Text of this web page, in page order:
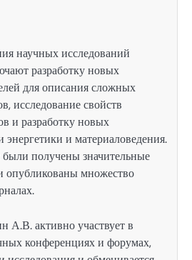
научных исследований
разработку новых
для описания сложных
исследование свойств
и разработку новых
энергетики и материаловедения.
были получены значительные
опубликованы множество
А.В. активно участвует в
конференциях и форумах,